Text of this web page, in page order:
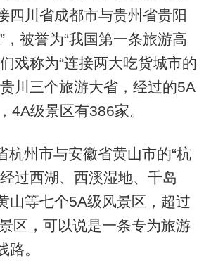
四川省成都市与贵州省贵阳
，被誉为“我国第一条旅游高
戏称为“连接两大吃货城市的
川三个旅游大省，经过的5A
4A级景区有386家。
杭州市与安徽省黄山市的“杭
过西湖、西溪湿地、千岛
山等七个5A级风景区，超过
区，可以说是一条专为旅游
路。